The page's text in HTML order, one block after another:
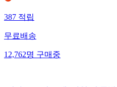
387적립
무료배송
12,762명구매중